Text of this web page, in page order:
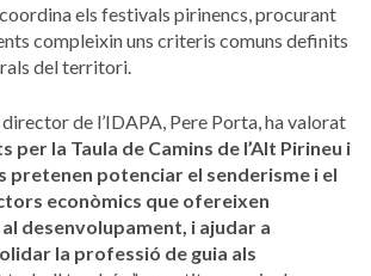
els festivals pirinencs, procurant
compleixin uns criteris comuns definits
del territori.
de l’IDAPA, Pere Porta, ha valorat
per la Taula de Camins de l’Alt Pirineu i
pretenen potenciar el senderisme i el
econòmics que ofereixen
desenvolupament, i ajudar a
la professió de guia als